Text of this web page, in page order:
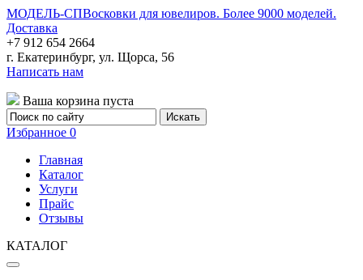
МОДЕЛЬ-СПВосковки для ювелиров. Более 9000 моделей.
Доставка
+7 912 654 2664
г. Екатеринбург, ул. Щорса, 56
Написать нам
Ваша корзина пуста
Избранное 0
Главная
Каталог
Услуги
Прайс
Отзывы
КАТАЛОГ